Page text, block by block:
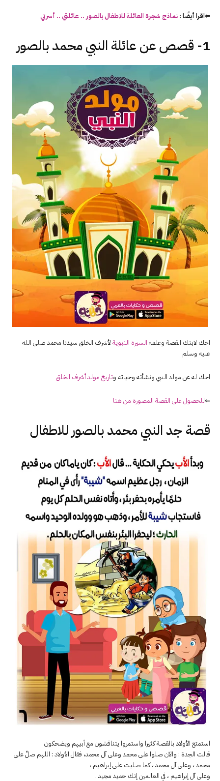
⇐اقرا أيضًا : نماذج شجرة العائلة للاطفال بالصور .. عائلتي .. أسرتي
1- قصص عن عائلة النبي محمد بالصور
احك لابنك القصة وعلمه السيرة النبوية لأشرف الخلق سيدنا محمد صلى الله
عليه وسلم
احك له عن مولد النبي ونشأته وحياته وتاريخ مولد أشرف الخلق
⇐للحصول على القصة المصورة من هنا
قصة جد النبيمحمد بالصور للاطفال
استمتع الأولاد بالقصة كثيرا واستمروا يتناقشون مع أبيهم ويضحكون
قالت الجدة : والآن صلوا على محمد وعلى آل محمد، فقال الأولاد : اللهم صلِّ على
محمد ، وعلى آل محمد ، كما صليت على إبراهيم ،
وعلى آل إبراهيم ، في العالمين إنك حميد مجيد .